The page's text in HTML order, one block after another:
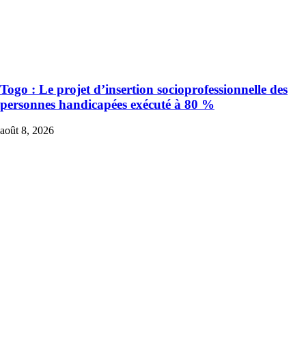
Togo : Le projet d’insertion socioprofessionnelle des
personnes handicapées exécuté à 80 %
août 8, 2026